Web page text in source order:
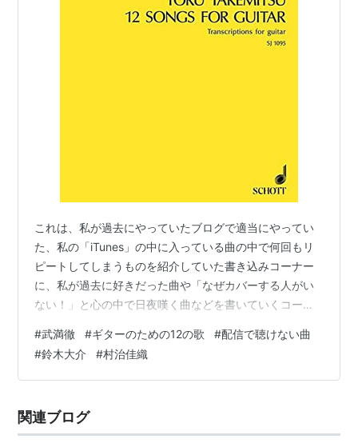
これは、私が過去にやっていたブログで適当にやってい
た、私の「iTunes」の中に入っている曲の中で何回もリ
ピートしてしまうものを紹介していた書き込みコーナー
に、私が過去に好きだった曲や「なぜカバーする人がい
ない！」と心の中で日夜嘆く曲などを書いていくコーナ
レジェンド系音楽家の武満徹さんが、2020年で生誕90年
になりました。mikiki.tokyo.jp そこで第227回は、武満徹
さんの「ギターのための12の歌」です。この曲は現在、
アルバム『ギターのための12の歌』や、ギター奏者の鈴
木大介…
#武満徹 #ギターのための12の歌 #配信で聴けない曲
#鈴木大介 #村治佳織
関連ブログ